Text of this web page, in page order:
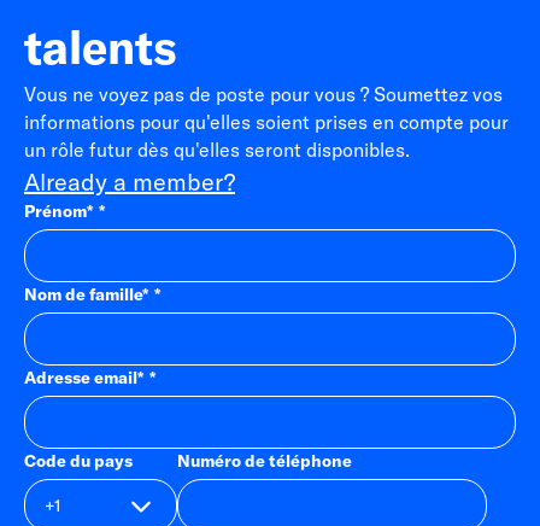
talents
Vous ne voyez pas de poste pour vous ? Soumettez vos
informations pour qu'elles soient prises en compte pour
un rôle futur dès qu'elles seront disponibles.
Already a member?
Prénom*
Nom de famille*
Adresse email*
Code du pays Numéro de téléphone